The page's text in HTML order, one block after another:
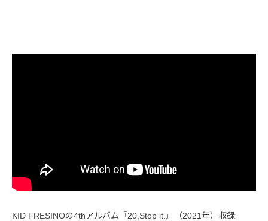
KID FRESINOの4thアルバム『20,Stop it.』（2021年）収録